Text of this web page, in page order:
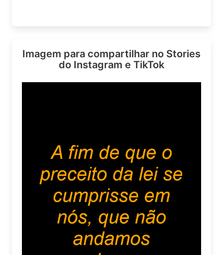
Imagem para compartilhar no Stories
do Instagram e TikTok